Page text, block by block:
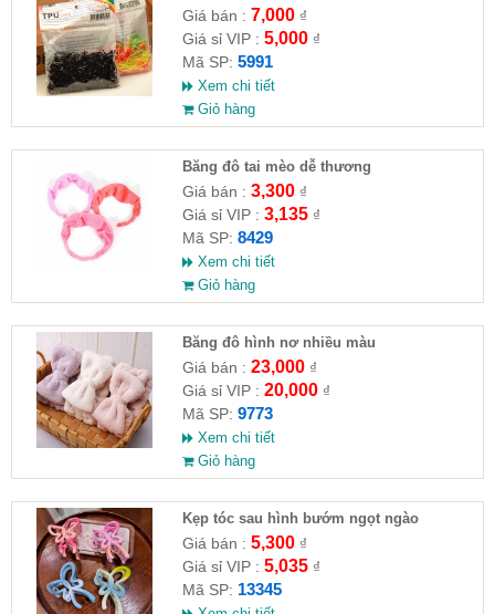
Giá bán : 7,000₫
Giá sỉ VIP : 5,000₫
Mã SP: 5991
Xem chi tiết
Giỏ hàng
Băng đô tai mèo dễ thương
Giá bán : 3,300₫
Giá sỉ VIP : 3,135₫
Mã SP: 8429
Xem chi tiết
Giỏ hàng
Băng đô hình nơ nhiều màu
Giá bán : 23,000₫
Giá sỉ VIP : 20,000₫
Mã SP: 9773
Xem chi tiết
Giỏ hàng
Kẹp tóc sau hình bướm ngọt ngào
Giá bán : 5,300₫
Giá sỉ VIP : 5,035₫
Mã SP: 13345